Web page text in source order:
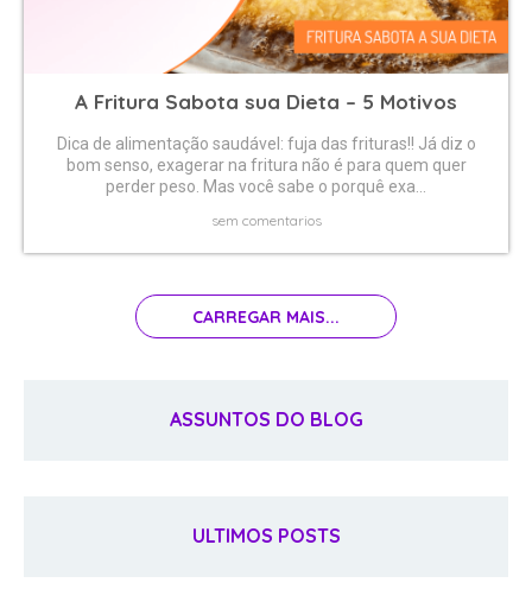
A Fritura Sabota sua Dieta – 5 Motivos
Dica de alimentação saudável: fuja das frituras!! Já diz o
bom senso, exagerar na fritura não é para quem quer
perder peso. Mas você sabe o porquê exa...
sem comentarios
CARREGAR MAIS...
ASSUNTOS DO BLOG
ULTIMOS POSTS